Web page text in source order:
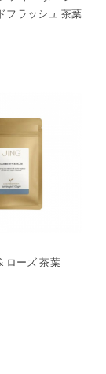
フラッシュ 茶葉
ローズ 茶葉